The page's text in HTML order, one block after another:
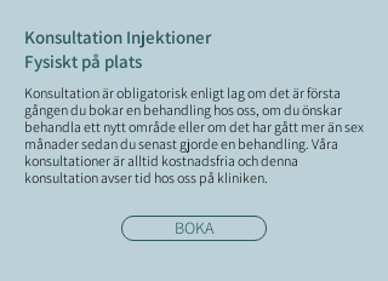
Konsultation Injektioner
Fysiskt på plats
Konsultation är obligatorisk enligt lag om det är första
gången du bokar en behandling hos oss, om du önskar
behandla ett nytt område eller om det har gått mer än sex
månader sedan du senast gjorde en behandling. Våra
konsultationer är alltid kostnadsfria och denna
konsultation avser tid hos oss på kliniken.
BOKA